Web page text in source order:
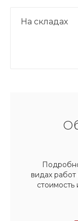
На складах
видах